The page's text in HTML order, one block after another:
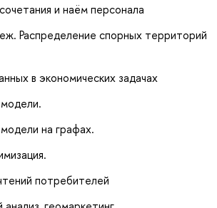
и наём персонала
Распределение спорных территорий
в экономических задачах
на графах.
потребителей